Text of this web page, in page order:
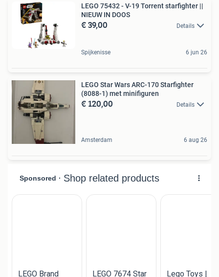
LEGO 75432 - V-19 Torrent starfighter ||
NIEUW IN DOOS
€ 39,00 Details
Spijkenisse 6 jun 26
LEGO Star Wars ARC-170 Starfighter
(8088-1) met minifiguren
€ 120,00 Details
Amsterdam 6 aug 26